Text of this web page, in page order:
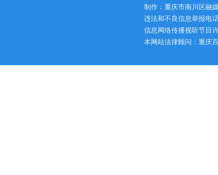
制作：重庆市南川区融
违法和不良信息举报电
信息网络传播视听节目
本网站法律顾问：重庆